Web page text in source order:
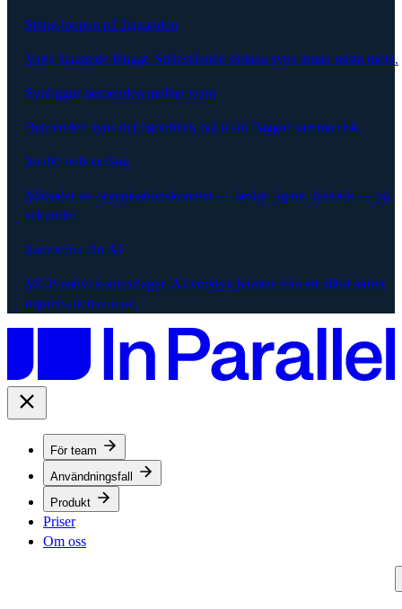
Stäng loopen på åtaganden
Varje åtagande fångat. Stillastående sådana syns innan nästa möte.
Synliggör beroenden mellan team
Beroenden syns det ögonblick två team flaggar samma risk.
Snabb onboarding
Månader av organisationskontext — beslut, ägare, historik — på
sekunder.
Samordna din AI
MCP-nativt kontextlager. AI-verktyg hämtar från ett alltid aktivt
organisationsminne.
För team
Användningsfall
Produkt
Priser
Om oss